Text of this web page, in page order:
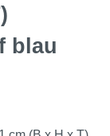
blau